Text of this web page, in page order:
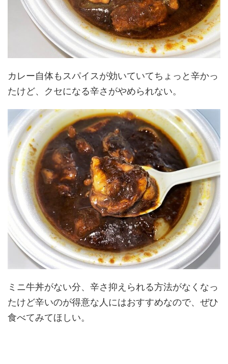
カレー自体もスパイスが効いていてちょっと辛かっ
たけど、クセになる辛さがやめられない。
ミニ牛丼がない分、辛さ抑えられる方法がなくなっ
たけど辛いのが得意な人にはおすすめなので、ぜひ
食べてみてほしい。